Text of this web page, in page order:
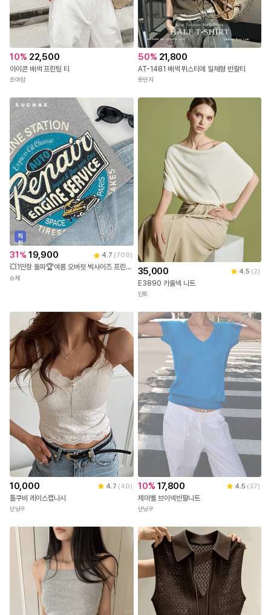
10% 22,500
아이콘 배색 프린팅 티
조아맘
50% 21,800
AT-1481 배색 뷔스티에 일체형 반팔티
옷단지
직
진
배
송
31% 19,900 4.7 (709)
💥1만장 돌파🏆여름 오버핏 빅사이즈 프린팅 반팔 티셔츠
슈체
35,000 4.5 (2)
E3890 카울넥 니트
딘트
10,000 4.7 (40)
톰쿠비 레이스캡나시
난닝구
10% 17,800 4.5 (37)
제마벨 브이넥반팔니트
난닝구